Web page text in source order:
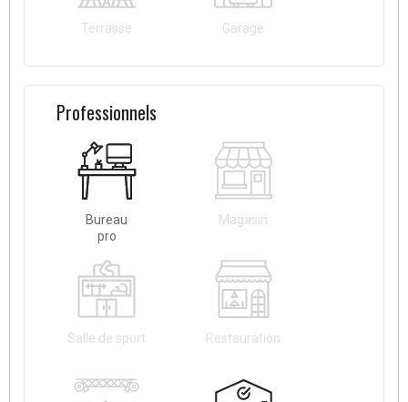
Terrasse Garage
Professionnels
Bureau
pro
Magasin
Salle de sport Restauration